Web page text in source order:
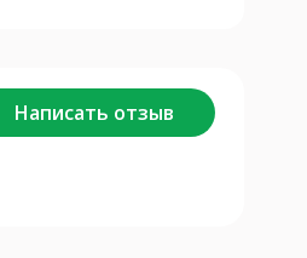
Написать отзыв